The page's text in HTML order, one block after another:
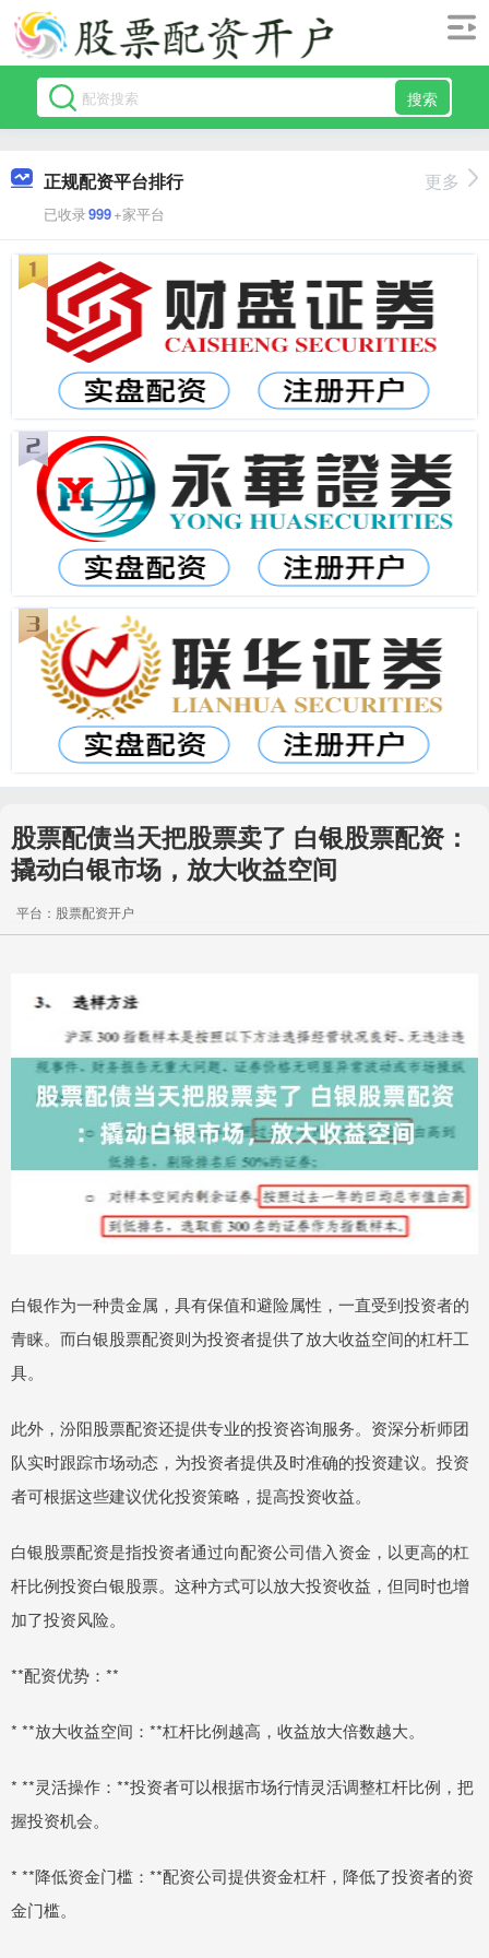
搜索
正规配资平台排行
已收录999+家平台
更多
股票配债当天把股票卖了 白银股票配资：
撬动白银市场，放大收益空间
平台：股票配资开户
白银作为一种贵金属，具有保值和避险属性，一直受到投资者的
青睐。而白银股票配资则为投资者提供了放大收益空间的杠杆工
具。
此外，汾阳股票配资还提供专业的投资咨询服务。资深分析师团
队实时跟踪市场动态，为投资者提供及时准确的投资建议。投资
者可根据这些建议优化投资策略，提高投资收益。
白银股票配资是指投资者通过向配资公司借入资金，以更高的杠
杆比例投资白银股票。这种方式可以放大投资收益，但同时也增
加了投资风险。
**配资优势：**
* **放大收益空间：**杠杆比例越高，收益放大倍数越大。
* **灵活操作：**投资者可以根据市场行情灵活调整杠杆比例，把
握投资机会。
* **降低资金门槛：**配资公司提供资金杠杆，降低了投资者的资
金门槛。